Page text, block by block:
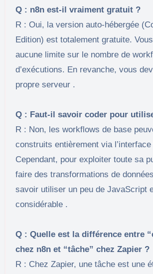
Q : n8n est-il vraiment gratuit ?
R : Oui, la version auto-hébergée
Edition) est totalement gratuite. Vous
aucune limite sur le nombre de
d’exécutions. En revanche, vous
propre serveur .
Q : Faut-il savoir coder pour
R : Non, les workflows de base
construits entièrement via
Cependant, pour exploiter toute sa
faire des transformations de
savoir utiliser un peu de JavaScript
considérable .
Q : Quelle est la différence entre
chez n8n et “tâche” chez Zapier ?
R : Chez Zapier, une tâche est une